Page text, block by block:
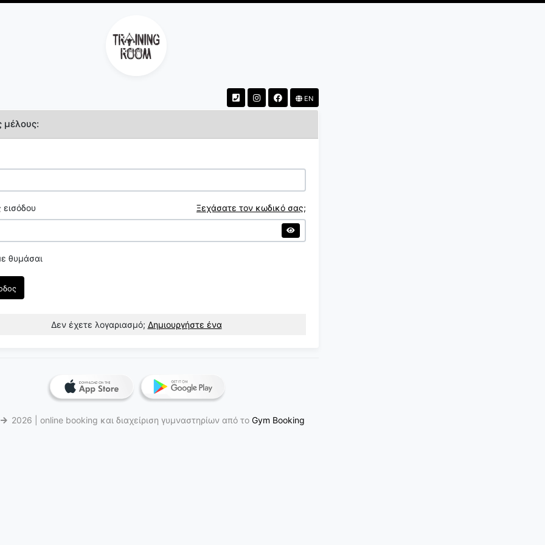
EN
μέλους:
εισόδου Ξεχάσατε τον κωδικό σας;
θυμάσαι
Δεν έχετε λογαριασμό; Δημιουργήστε ένα
2026 | online booking και διαχείριση γυμναστηρίων από το Gym Booking